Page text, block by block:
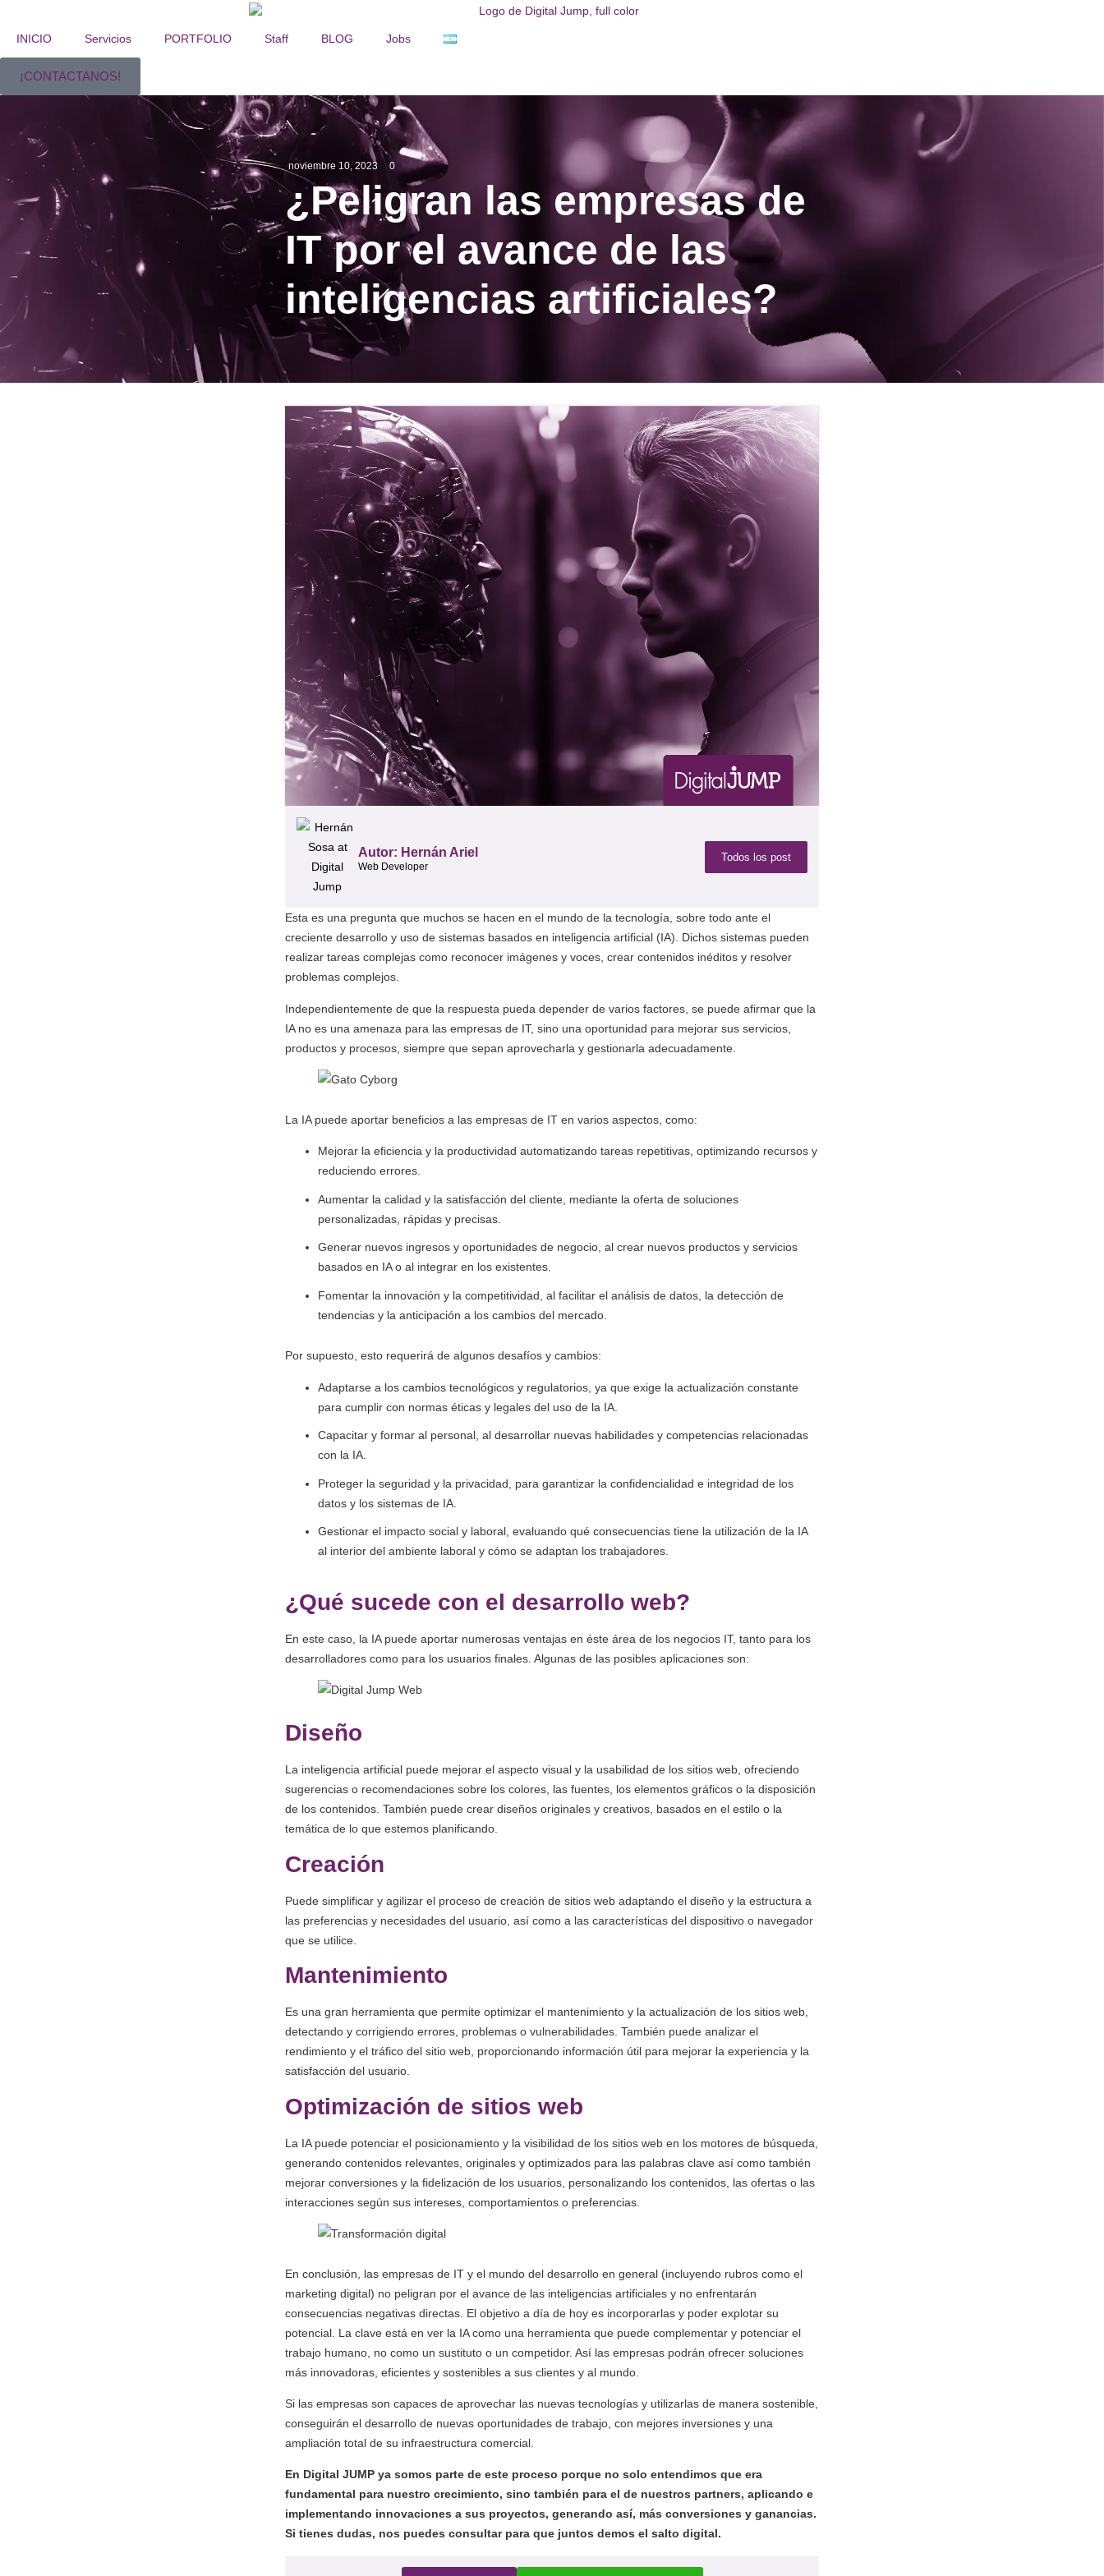
INICIO Servicios PORTFOLIO Staff BLOG Jobs
¡CONTACTANOS!
noviembre 10, 2023 0
¿Peligran las empresas de
IT por el avance de las
inteligencias artificiales?
Autor: Hernán Ariel
Web Developer
Todos los post
Esta es una pregunta que muchos se hacen en el mundo de la tecnología, sobre todo ante el
creciente desarrollo y uso de sistemas basados en inteligencia artificial (IA). Dichos sistemas pueden
realizar tareas complejas como reconocer imágenes y voces, crear contenidos inéditos y resolver
problemas complejos.
Independientemente de que la respuesta pueda depender de varios factores, se puede afirmar que la
IA no es una amenaza para las empresas de IT, sino una oportunidad para mejorar sus servicios,
productos y procesos, siempre que sepan aprovecharla y gestionarla adecuadamente.
La IA puede aportar beneficios a las empresas de IT en varios aspectos, como:
Mejorar la eficiencia y la productividad automatizando tareas repetitivas, optimizando recursos y
reduciendo errores.
Aumentar la calidad y la satisfacción del cliente, mediante la oferta de soluciones
personalizadas, rápidas y precisas.
Generar nuevos ingresos y oportunidades de negocio, al crear nuevos productos y servicios
basados en IA o al integrar en los existentes.
Fomentar la innovación y la competitividad, al facilitar el análisis de datos, la detección de
tendencias y la anticipación a los cambios del mercado.
Por supuesto, esto requerirá de algunos desafíos y cambios:
Adaptarse a los cambios tecnológicos y regulatorios, ya que exige la actualización constante
para cumplir con normas éticas y legales del uso de la IA.
Capacitar y formar al personal, al desarrollar nuevas habilidades y competencias relacionadas
con la IA.
Proteger la seguridad y la privacidad, para garantizar la confidencialidad e integridad de los
datos y los sistemas de IA.
Gestionar el impacto social y laboral, evaluando qué consecuencias tiene la utilización de la IA
al interior del ambiente laboral y cómo se adaptan los trabajadores.
¿Qué sucede con el desarrollo web?
En este caso, la IA puede aportar numerosas ventajas en éste área de los negocios IT, tanto para los
desarrolladores como para los usuarios finales. Algunas de las posibles aplicaciones son:
Diseño
La inteligencia artificial puede mejorar el aspecto visual y la usabilidad de los sitios web, ofreciendo
sugerencias o recomendaciones sobre los colores, las fuentes, los elementos gráficos o la disposición
de los contenidos. También puede crear diseños originales y creativos, basados en el estilo o la
temática de lo que estemos planificando.
Creación
Puede simplificar y agilizar el proceso de creación de sitios web adaptando el diseño y la estructura a
las preferencias y necesidades del usuario, así como a las características del dispositivo o navegador
que se utilice.
Mantenimiento
Es una gran herramienta que permite optimizar el mantenimiento y la actualización de los sitios web,
detectando y corrigiendo errores, problemas o vulnerabilidades. También puede analizar el
rendimiento y el tráfico del sitio web, proporcionando información útil para mejorar la experiencia y la
satisfacción del usuario.
Optimización de sitios web
La IA puede potenciar el posicionamiento y la visibilidad de los sitios web en los motores de búsqueda,
generando contenidos relevantes, originales y optimizados para las palabras clave así como también
mejorar conversiones y la fidelización de los usuarios, personalizando los contenidos, las ofertas o las
interacciones según sus intereses, comportamientos o preferencias.
En conclusión, las empresas de IT y el mundo del desarrollo en general (incluyendo rubros como el
marketing digital) no peligran por el avance de las inteligencias artificiales y no enfrentarán
consecuencias negativas directas. El objetivo a día de hoy es incorporarlas y poder explotar su
potencial. La clave está en ver la IA como una herramienta que puede complementar y potenciar el
trabajo humano, no como un sustituto o un competidor. Así las empresas podrán ofrecer soluciones
más innovadoras, eficientes y sostenibles a sus clientes y al mundo.
Si las empresas son capaces de aprovechar las nuevas tecnologías y utilizarlas de manera sostenible,
conseguirán el desarrollo de nuevas oportunidades de trabajo, con mejores inversiones y una
ampliación total de su infraestructura comercial.
En Digital JUMP ya somos parte de este proceso porque no solo entendimos que era
fundamental para nuestro crecimiento, sino también para el de nuestros partners, aplicando e
implementando innovaciones a sus proyectos, generando así, más conversiones y ganancias.
Si tienes dudas, nos puedes consultar para que juntos demos el salto digital.